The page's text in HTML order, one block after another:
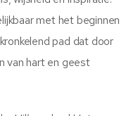
met het beginnen
pad dat door
van hart en geest